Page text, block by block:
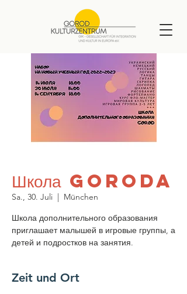
Школа GORODa
Sa., 30. Juli
  |
München
Школа дополнительного образования
приглашает малышей в игровые группы, а
детей и подростков на занятия.
Zeit und Ort